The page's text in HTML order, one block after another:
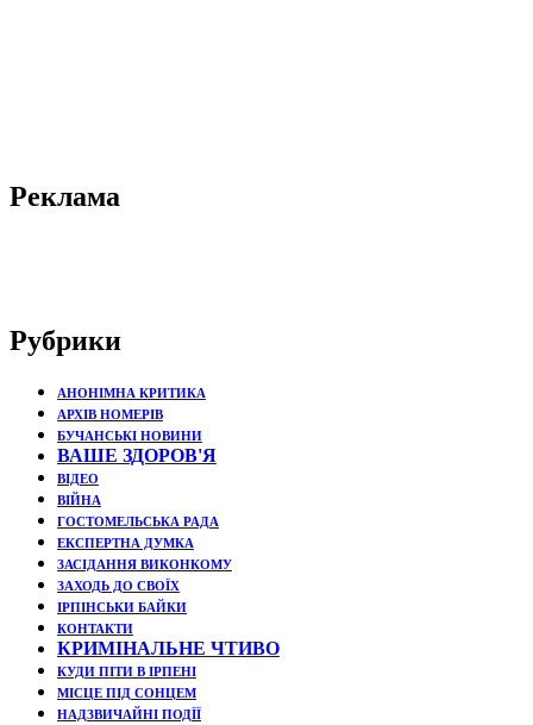
Реклама
Рубрики
АНОНІМНА КРИТИКА
АРХІВ НОМЕРІВ
БУЧАНСЬКІ НОВИНИ
ВАШЕ ЗДОРОВ'Я
ВІДЕО
ВІЙНА
ГОСТОМЕЛЬСЬКА РАДА
ЕКСПЕРТНА ДУМКА
ЗАСІДАННЯ ВИКОНКОМУ
ЗАХОДЬ ДО СВОЇХ
ІРПІНСЬКИ БАЙКИ
КОНТАКТИ
КРИМІНАЛЬНЕ ЧТИВО
КУДИ ПІТИ В ІРПЕНІ
МІСЦЕ ПІД СОНЦЕМ
НАДЗВИЧАЙНІ ПОДЇЇ